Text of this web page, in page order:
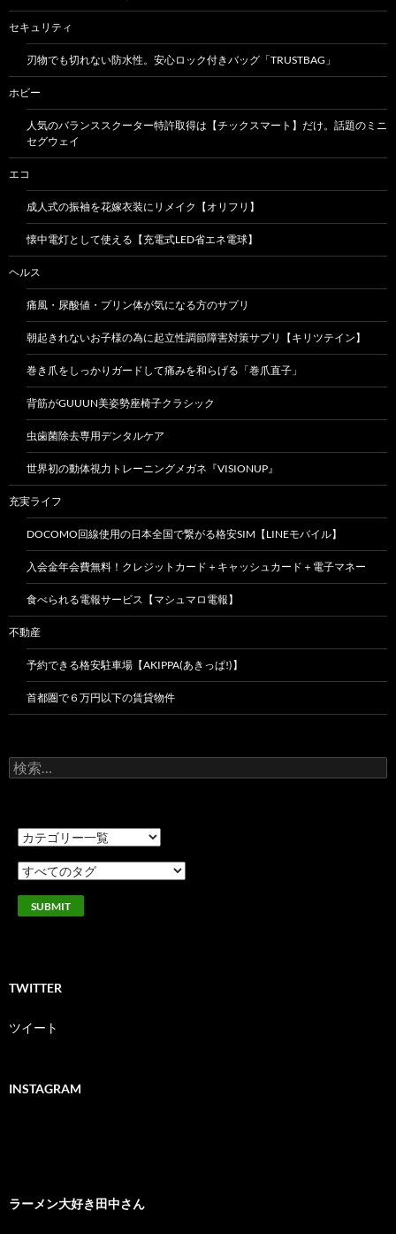
セキュリティ
刃物でも切れない防水性。安心ロック付きバッグ「TRUSTBAG」
ホビー
人気のバランススクーター特許取得は【チックスマート】だけ。話題のミニ
セグウェイ
エコ
成人式の振袖を花嫁衣装にリメイク【オリフリ】
懐中電灯として使える【充電式LED省エネ電球】
ヘルス
痛風・尿酸値・プリン体が気になる方のサプリ
朝起きれないお子様の為に起立性調節障害対策サプリ【キリツテイン】
巻き爪をしっかりガードして痛みを和らげる「巻爪直子」
背筋がGUUUN美姿勢座椅子クラシック
虫歯菌除去専用デンタルケア
世界初の動体視力トレーニングメガネ『VISIONUP』
充実ライフ
DOCOMO回線使用の日本全国で繋がる格安SIM【LINEモバイル】
入会金年会費無料！クレジットカード＋キャッシュカード＋電子マネー
食べられる電報サービス【マシュマロ電報】
不動産
予約できる格安駐車場【AKIPPA(あきっぱ!)】
首都圏で６万円以下の賃貸物件
検
索:
TWITTER
ツイート
INSTAGRAM
ラーメン大好き田中さん